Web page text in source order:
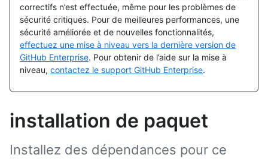
correctifs n’est effectuée, même pour les problèmes de
sécurité critiques. Pour de meilleures performances, une
sécurité améliorée et de nouvelles fonctionnalités,
effectuez une mise à niveau vers la dernière version de
GitHub Enterprise. Pour obtenir de l’aide sur la mise à
niveau, contactez le support GitHub Enterprise.
installation de paquet
Installez des dépendances pour ce